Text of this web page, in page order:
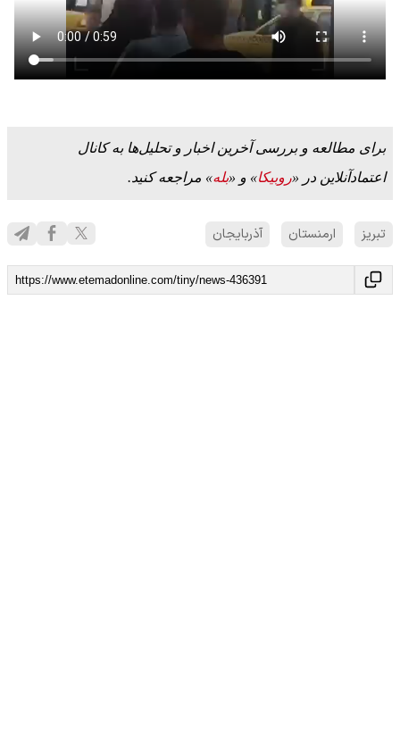
برای مطالعه و بررسی آخرین اخبار و تحلیل‌ها به کانال
اعتمادآنلاین در «روبیکا» و «بله» مراجعه کنید.
تبریز ارمنستان آذربایجان